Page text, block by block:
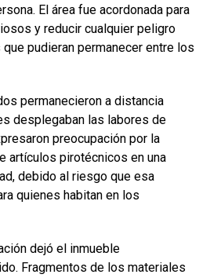
El área fue acordonada para
y reducir cualquier peligro
pudieran permanecer entre los
permanecieron a distancia
desplegaban las labores de
preocupación por la
artículos pirotécnicos en una
debido al riesgo que esa
quienes habitan en los
dejó el inmueble
Fragmentos de los materiales